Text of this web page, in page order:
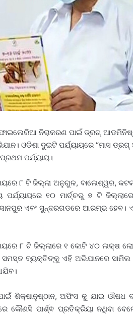
ନିରାକରଣ ପାଇଁ ଡ୍ରଗ୍
ଓଡିଶା ଦୁଇଟି ପର୍ଯ୍ୟାୟରେ “ମାସ
ପର୍ଯ୍ୟାୟ।
୮ ଟି ଜିଲ୍ଲା ଅନୁଗୁଳ, ବାଲେଶ୍ୱର,
ପର୍ଯ୍ୟାୟରେ ୧୦ ମାର୍ଚ୍ଚରୁ ୭ ଟି
ଏବଂ ସୁନ୍ଦରଗଡରେ ଆରମ୍ଭ ହେବ।
୮ ଟି ଜିଲ୍ଲାରେ ୧ କୋଟି ୪୦ ଲକ୍ଷ
ବ୍ୟକ୍ତିଙ୍କୁ ଏହି ଅଭିଯାନରେ ସାମିଲ
ଶିକ୍ଷାନୁଷ୍ଠାନ, ଅଫିସ କୁ ଯାଇ ଔଷଧ
କୌଣସି ପାର୍ଶ୍ଵ ପ୍ରତିକ୍ରିୟା ନଥିବା